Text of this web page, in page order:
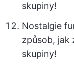
skupiny!
Nostalgie
způsob, jak
skupiny!